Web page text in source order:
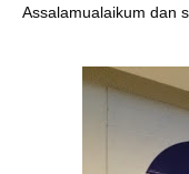
Assalamualaikum dan